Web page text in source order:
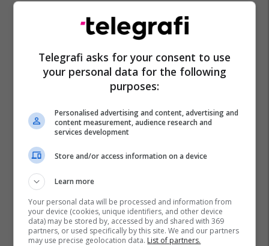
Telegrafi asks for your consent to use
your personal data for the following
purposes:
Personalised advertising and content, advertising and
content measurement, audience research and
services development
Store and/or access information on a device
Learn more
Your personal data will be processed and information from
your device (cookies, unique identifiers, and other device
data) may be stored by, accessed by and shared with 369
partners, or used specifically by this site. We and our partners
may use precise geolocation data. List of partners.